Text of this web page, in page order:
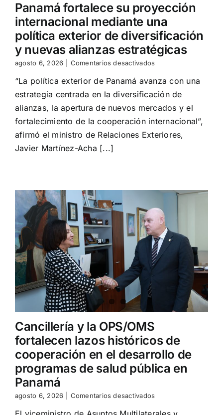
Panamá fortalece su proyección
internacional mediante una
política exterior de diversificación
y nuevas alianzas estratégicas
agosto 6, 2026 Comentarios desactivadosen
fortalece
su
proyección
internacional
mediante
política
alianzas
“La política exterior de Panamá avanza con una
estrategia centrada en la diversificación de
alianzas, la apertura de nuevos mercados y el
fortalecimiento de la cooperación internacional”,
afirmó el ministro de Relaciones Exteriores,
Javier Martínez-Acha [...]
Cancillería y la OPS/OMS
fortalecen lazos históricos de
cooperación en el desarrollo de
programas de salud pública en
Panamá
agosto 6, 2026 Comentarios desactivadosen